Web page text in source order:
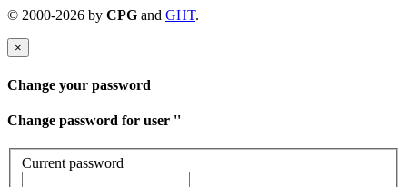
© 2000-2026 by CPG and GHT.
×
Change your password
Change password for user ''
Current password